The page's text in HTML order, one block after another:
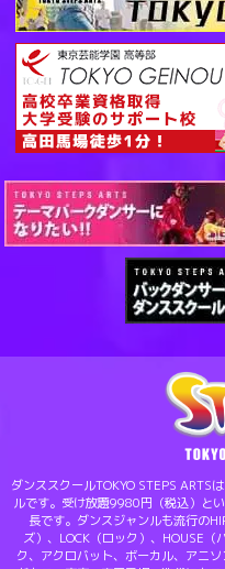
ダンススクールTOKYO STEPS ARTS
ルです。受け放題9980円（税込）と
長です。ダンスジャンルも流行の
ズ）、LOCK（ロック）、HOUSE
ク、アクロバット、ボーカル、アニ